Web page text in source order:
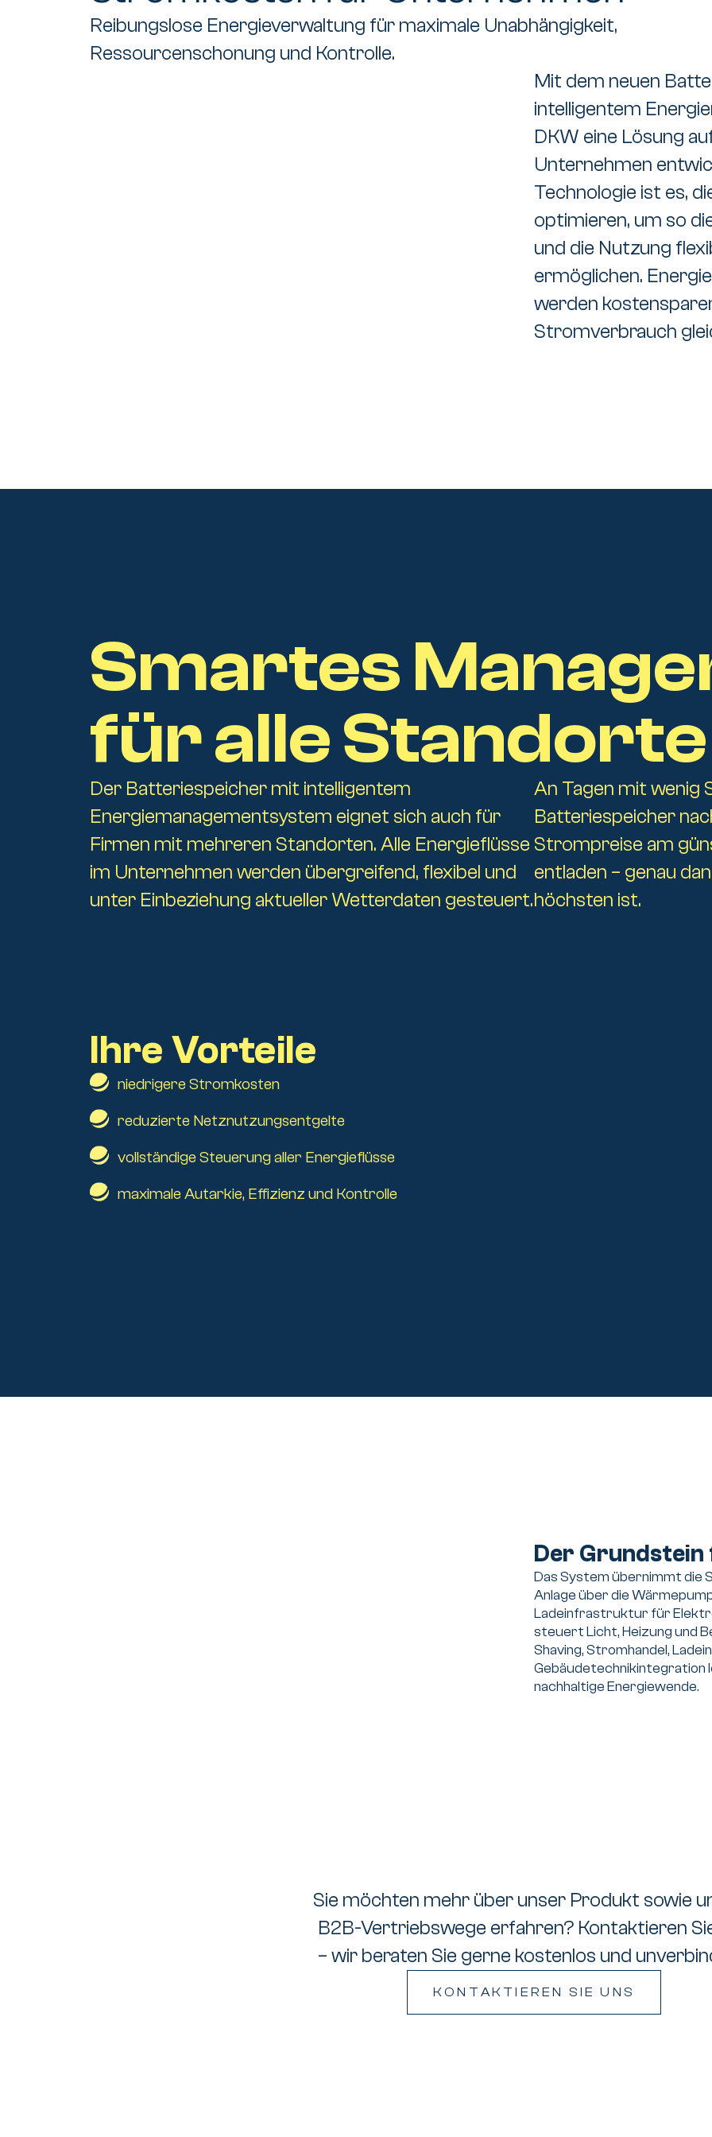
Über uns
Energieberatung
Kontakt
Reibungslose Energieverwaltung für maximale Unabhängigkeit,
Ressourcenschonung und Kontrolle.
Mit dem neuen
intelligentem
DKW eine Lösung
Unternehmen
Technologie ist es,
optimieren, um so
und die Nutzung
ermöglichen.
werden
Stromverbrauch
Smartes
für alle Standorte
Der Batteriespeicher mit intelligentem
Energiemanagementsystem eignet sich auch für
Firmen mit mehreren Standorten. Alle Energieflüsse
im Unternehmen werden übergreifend, flexibel und
unter Einbeziehung aktueller Wetterdaten gesteuert.
An Tagen mit wenig
Batteriespeicher
Strompreise am
entladen – genau
höchsten ist.
Ihre Vorteile
niedrigere Stromkosten
reduzierte Netznutzungsentgelte
vollständige Steuerung aller Energieflüsse
maximale Autarkie, Effizienz und Kontrolle
Der Grundstein
Das System übernimmt die
Anlage über die
Ladeinfrastruktur für
steuert Licht, Heizung und
Shaving, Stromhandel,
Gebäudetechnikintegration
nachhaltige Energiewende.
Sie möchten mehr über unser Produkt sowie
B2B-Vertriebswege erfahren? Kontaktieren
– wir beraten Sie gerne kostenlos und
KONTAKTIEREN SIE UNS